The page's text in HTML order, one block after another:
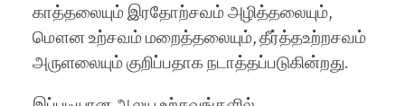
காத்தலையும் இரதோற்சவம் அழித்தலையும்,
மௌன உற்சவம் மறைத்தலையும், தீர்த்தஉற்றசவம்
அருளலையும் குறிப்பதாக நடாத்தப்படுகின்றது.